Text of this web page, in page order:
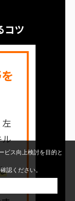
コツ
ル
ビス向上検討を目的と
認ください。